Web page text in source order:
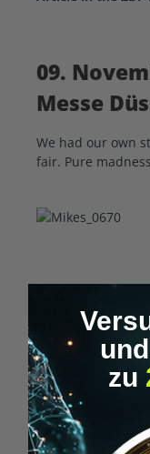
09.
Messe
We had our own
fair. Pure
zu